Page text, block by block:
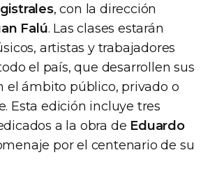
, con la dirección
Falú. Las clases estarán
artistas y trabajadores
el país, que desarrollen sus
el ámbito público, privado o
Esta edición incluye tres
a la obra de Eduardo
por el centenario de su